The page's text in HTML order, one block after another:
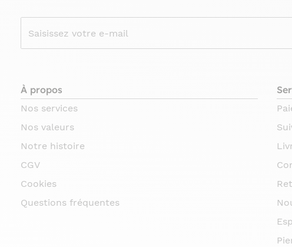
À propos
Nos services
Nos valeurs
Notre histoire
CGV
Cookies
Questions fréquentes